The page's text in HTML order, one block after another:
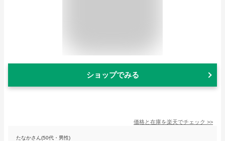
ショップでみる
価格と在庫を楽天でチェック >>
たなかさん(50代・男性)